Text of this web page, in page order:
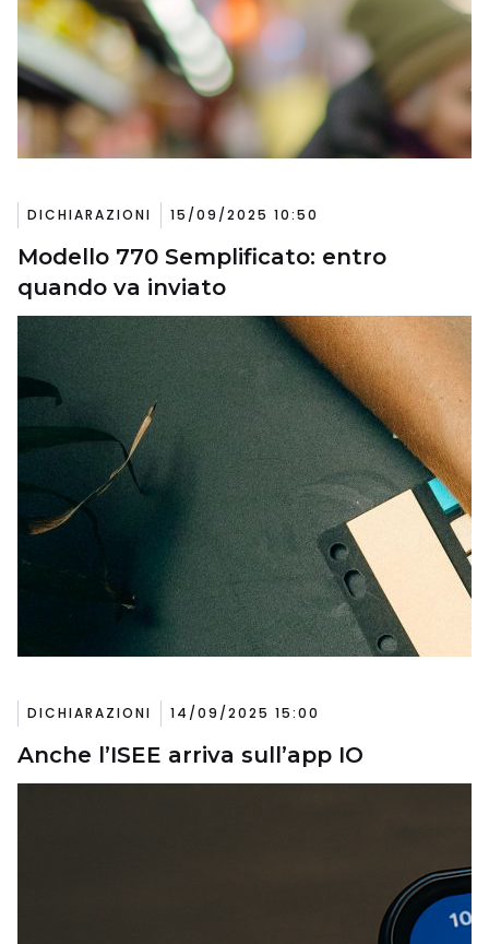
DICHIARAZIONI 15/09/2025 10:50
Modello 770 Semplificato: entro
quando va inviato
DICHIARAZIONI 14/09/2025 15:00
Anche l’ISEE arriva sull’app IO